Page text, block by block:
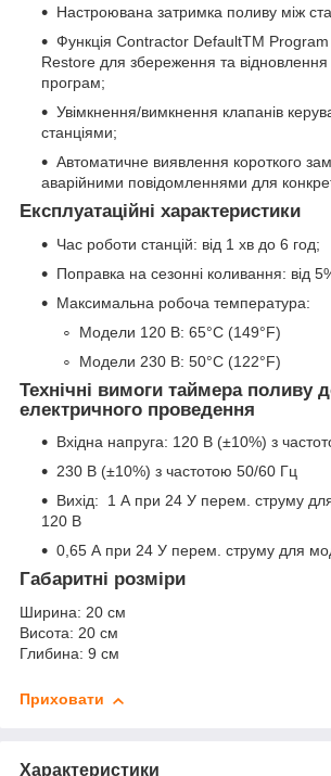
Настроювана затримка поливу між
Функція Contractor DefaultTM
Restore для збереження та
програм;
Увімкнення/вимкнення клапанів
станціями;
Автоматичне виявлення короткого
аварійними повідомленнями для
Експлуатаційні характеристики
Час роботи станцій: від 1 хв до 6 год;
Поправка на сезонні коливання: від
Максимальна робоча температура:
Модели 120 В: 65°C (149°F)
Модели 230 В: 50°C (122°F)
Технічні вимоги таймера поливу
електричного проведення
Вхідна напруга: 120 В (±10%) з
230 В (±10%) з частотою 50/60 Гц
Вихід: 1 А при 24 У перем. струму
120 В
0,65 А при 24 У перем. струму для
Габаритні розміри
Ширина: 20 см
Висота: 20 см
Глибина: 9 см
Приховати
Характеристики